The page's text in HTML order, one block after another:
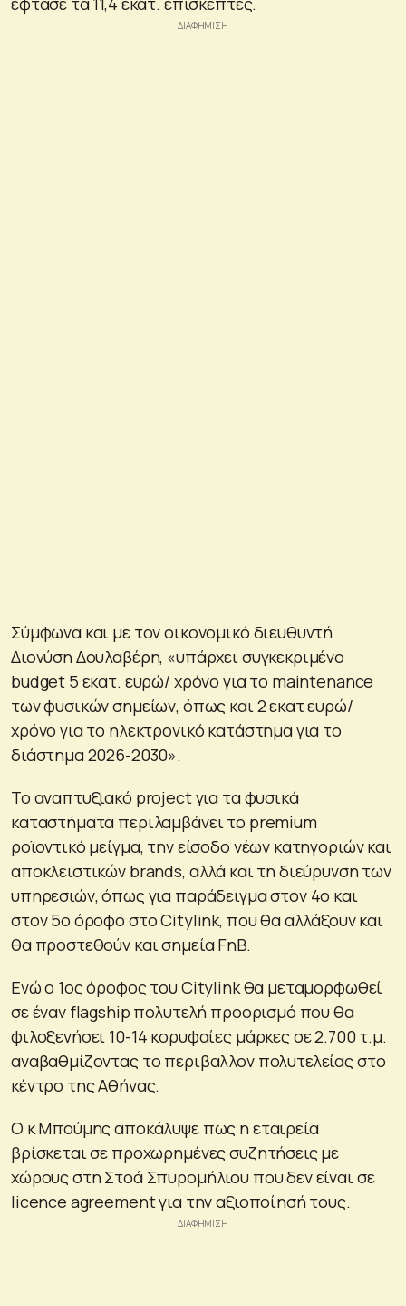
Σύμφωνα και με τον οικονομικό διευθυντή
Διονύση Δουλαβέρη, «υπάρχει συγκεκριμένο
budget 5 εκατ. ευρώ/ χρόνο για το maintenance
των φυσικών σημείων, όπως και 2 εκατ ευρώ/
χρόνο για το ηλεκτρονικό κατάστημα για το
διάστημα 2026-2030».
Το αναπτυξιακό project για τα φυσικά
καταστήματα περιλαμβάνει το premium
ροϊοντικό μείγμα, την είσοδο νέων κατηγοριών και
αποκλειστικών brands, αλλά και τη διεύρυνση των
υπηρεσιών, όπως για παράδειγμα στον 4ο και
στον 5ο όροφο στο Citylink, που θα αλλάξουν και
θα προστεθούν και σημεία FnB.
Ενώ ο 1ος όροφος του Citylink θα μεταμορφωθεί
σε έναν flagship πολυτελή προορισμό που θα
φιλοξενήσει 10-14 κορυφαίες μάρκες σε 2.700 τ.μ.
αναβαθμίζοντας το περιβαλλον πολυτελείας στο
κέντρο της Αθήνας.
Ο κ Μπούμης αποκάλυψε πως η εταιρεία
βρίσκεται σε προχωρημένες συζητήσεις με
χώρους στη Στοά Σπυρομήλιου που δεν είναι σε
licence agreement για την αξιοποίησή τους.